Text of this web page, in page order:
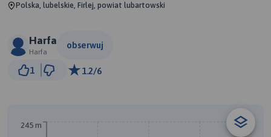
Polska, lubelskie, Firlej, powiat lubartowski
Harfa
Harfa
obserwuj
1 1.2/6
245 m